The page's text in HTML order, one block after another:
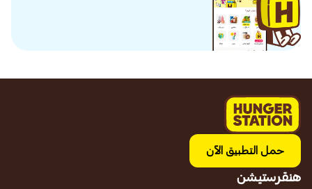
حمل التطبيق الآن
هنقرستيشن